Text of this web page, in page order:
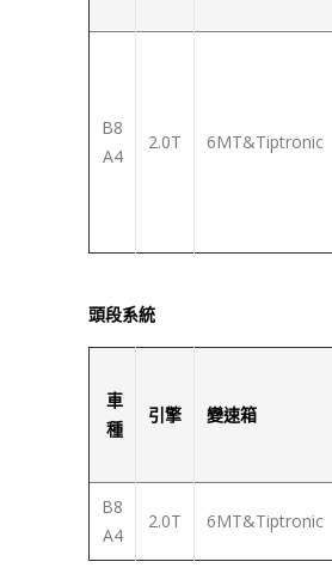
B8
A4
2.0T 6MT&Tiptronic
頭段系統
車
種
引擎 變速箱
B8
A4
2.0T 6MT&Tiptronic